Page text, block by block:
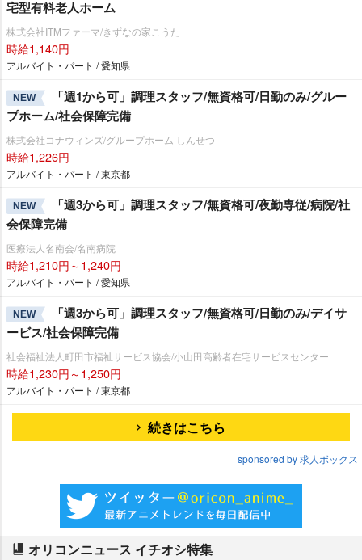
宅型有料老人ホーム
株式会社ITMファーマ/きずなの家こうた
時給1,140円
アルバイト・パート / 愛知県
NEW
「週1から可」調理スタッフ/無資格可/日勤のみ/グルー
プホーム/社会保障完備
株式会社コナウィンズ/グループホーム しんせつ
時給1,226円
アルバイト・パート / 東京都
NEW
「週3から可」調理スタッフ/無資格可/夜勤専従/病院/社
会保障完備
医療法人名南会/名南病院
時給1,210円～1,240円
アルバイト・パート / 愛知県
NEW
「週3から可」調理スタッフ/無資格可/日勤のみ/デイサ
ービス/社会保障完備
社会福祉法人町田市福祉サービス協会/小山田高齢者在宅サービスセンター
時給1,230円～1,250円
アルバイト・パート / 東京都
続きはこちら
sponsored by 求人ボックス
オリコンニュース イチオシ特集